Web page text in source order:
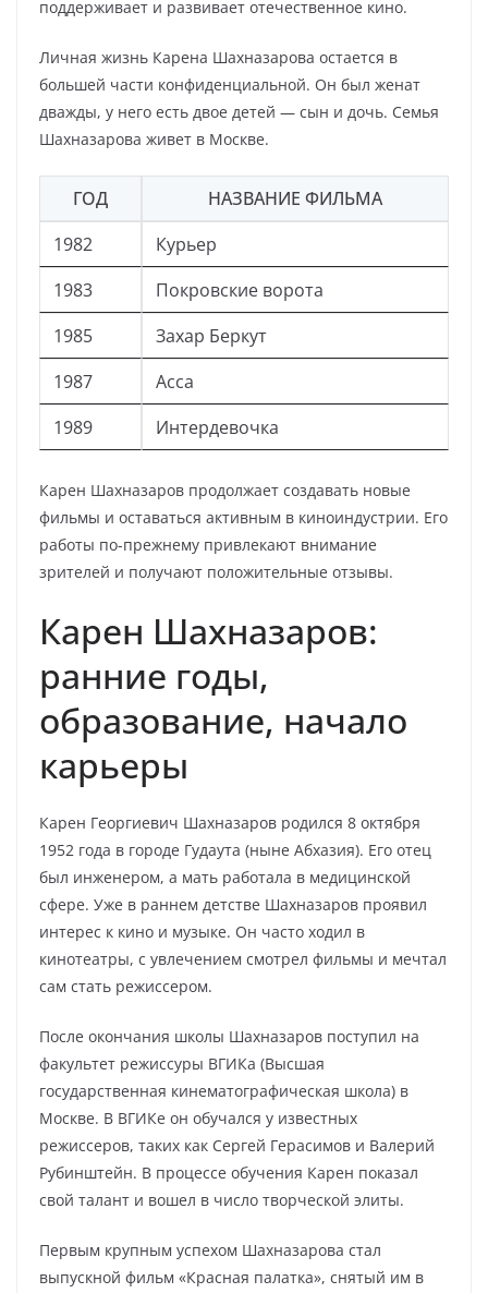
поддерживает и развивает отечественное кино.
Личная жизнь Карена Шахназарова остается в
большей части конфиденциальной. Он был женат
дважды, у него есть двое детей — сын и дочь. Семья
Шахназарова живет в Москве.
ГОД
НАЗВАНИЕ ФИЛЬМА
1982
Курьер
1983
Покровские ворота
1985
Захар Беркут
1987
Асса
1989
Интердевочка
Карен Шахназаров продолжает создавать новые
фильмы и оставаться активным в киноиндустрии. Его
работы по-прежнему привлекают внимание
зрителей и получают положительные отзывы.
Карен Шахназаров:
ранние годы,
образование, начало
карьеры
Карен Георгиевич Шахназаров родился 8 октября
1952 года в городе Гудаута (ныне Абхазия). Его отец
был инженером, а мать работала в медицинской
сфере. Уже в раннем детстве Шахназаров проявил
интерес к кино и музыке. Он часто ходил в
кинотеатры, с увлечением смотрел фильмы и мечтал
сам стать режиссером.
После окончания школы Шахназаров поступил на
факультет режиссуры ВГИКа (Высшая
государственная кинематографическая школа) в
Москве. В ВГИКе он обучался у известных
режиссеров, таких как Сергей Герасимов и Валерий
Рубинштейн. В процессе обучения Карен показал
свой талант и вошел в число творческой элиты.
Первым крупным успехом Шахназарова стал
выпускной фильм «Красная палатка», снятый им в